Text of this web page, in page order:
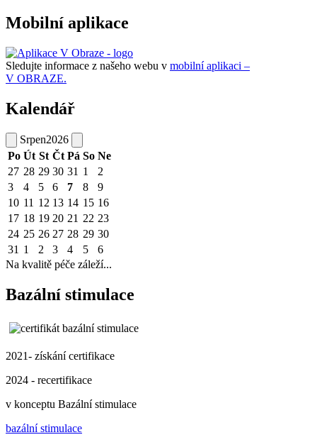
Mobilní aplikace
Sledujte informace z našeho webu v mobilní aplikaci –
V OBRAZE.
Kalendář
Srpen2026
Po Út St Čt Pá So Ne
27 28 29 30 31 1
2
3
4 5 6 7 8
9
10 11 12 13 14 15 16
17 18 19 20 21 22 23
24 25 26 27 28 29 30
31 1 2 3 4 5
6
Na kvalitě péče záleží...
Bazální stimulace
2021- získání certifikace
2024 - recertifikace
v konceptu Bazální stimulace
bazální stimulace